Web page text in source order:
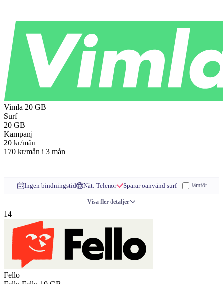
Vimla 20 GB
Surf
20 GB
Kampanj
20 kr/mån
170 kr/mån i 3 mån
Ingen bindningstid Nät: Telenor Sparar oanvänd surf Jämför
Visa fler detaljer
14
Fello